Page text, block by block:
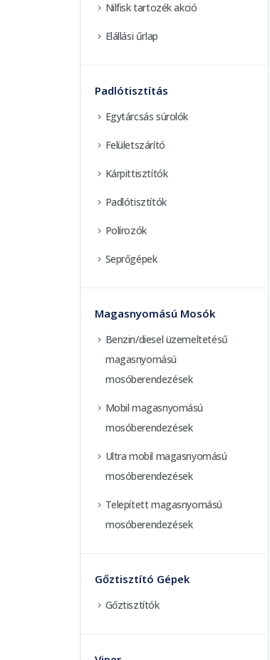
Nilfisk tartozék akció
Elállási űrlap
Padlótisztítás
Egytárcsás súrolók
Felületszárító
Kárpittisztítók
Padlótisztítók
Polírozók
Seprőgépek
Magasnyomású Mosók
Benzin/diesel üzemeltetésű
magasnyomású
mosóberendezések
Mobil magasnyomású
mosóberendezések
Ultra mobil magasnyomású
mosóberendezések
Telepített magasnyomású
mosóberendezések
Gőztisztító Gépek
Gőztisztítók